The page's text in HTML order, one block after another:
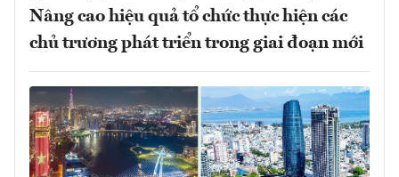
Nâng cao hiệu quả tổ chức thực hiện các
chủ trương phát triển trong giai đoạn mới